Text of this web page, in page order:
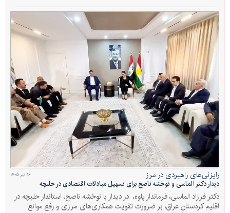
۱۶ تیر ۱۴۰۵ رایزنی‌های راهبردی در مرز
دیدار دکتر الماسی و نوخشه ناصح برای تسهیل مبادلات اقتصادی در حلبچه
دکتر فرزاد الماسی، فرماندار پاوه، در دیدار با نوخشه ناصح، استاندار حلبچه در
اقلیم کردستان عراق، بر ضرورت تقویت همکاری‌های مرزی و رفع موانع